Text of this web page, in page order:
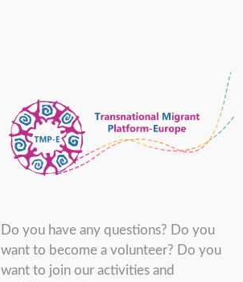
Do you have any questions? Do you
want to become a volunteer? Do you
want to join our activities and